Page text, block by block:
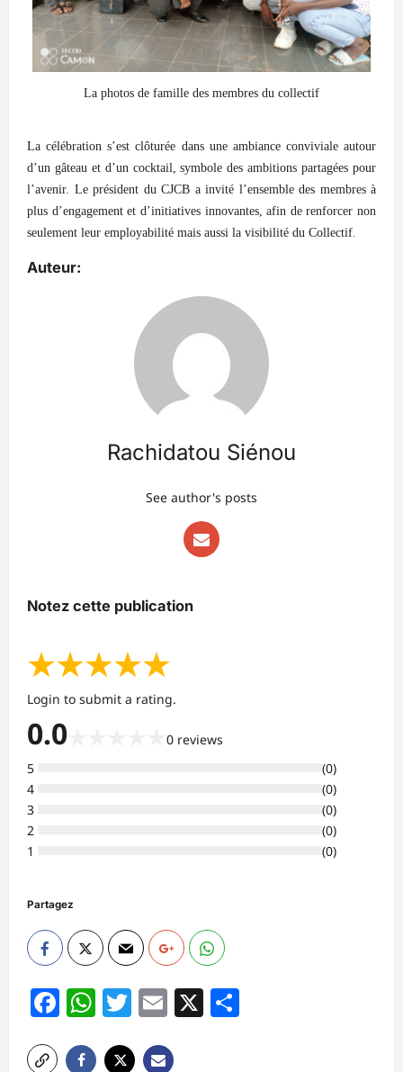
La photos de famille des membres du collectif
La célébration s’est clôturée dans une ambiance conviviale autour
d’un gâteau et d’un cocktail, symbole des ambitions partagées pour
l’avenir. Le président du CJCB a invité l’ensemble des membres à
plus d’engagement et d’initiatives innovantes, afin de renforcer non
seulement leur employabilité mais aussi la visibilité du Collectif.
Auteur:
Rachidatou Siénou
See author's posts
Notez cette publication
★★★★★
Login to submit a rating.
0.0 0 reviews
5
(0)
4
(0)
3
(0)
2
(0)
1
(0)
Partagez
Facebook
WhatsApp
Twitter
Email
X